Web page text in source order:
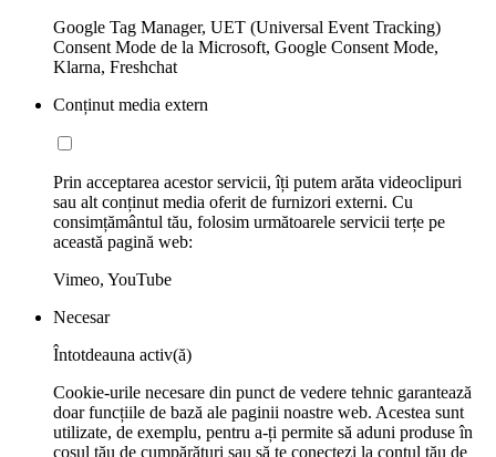
Google Tag Manager, UET (Universal Event Tracking)
Consent Mode de la Microsoft, Google Consent Mode,
Klarna, Freshchat
Conținut media extern
Prin acceptarea acestor servicii, îți putem arăta videoclipuri
sau alt conținut media oferit de furnizori externi. Cu
consimțământul tău, folosim următoarele servicii terțe pe
această pagină web:
Vimeo, YouTube
Necesar
Întotdeauna activ(ă)
Cookie-urile necesare din punct de vedere tehnic garantează
doar funcțiile de bază ale paginii noastre web. Acestea sunt
utilizate, de exemplu, pentru a-ți permite să aduni produse în
coșul tău de cumpărături sau să te conectezi la contul tău de